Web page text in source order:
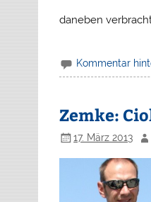
daneben
Kommentar
Zemke:
17. März 2013